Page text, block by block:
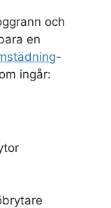
och
en
-
ingår: